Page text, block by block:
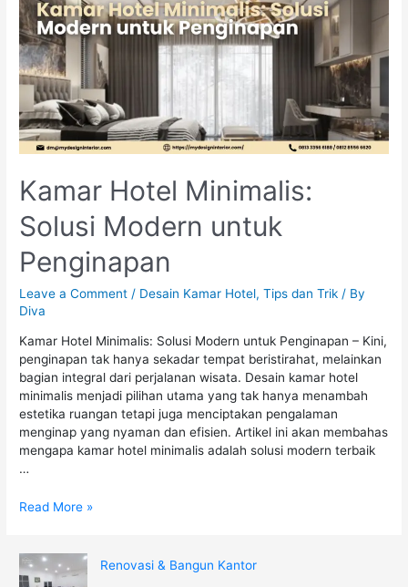
Kamar Hotel Minimalis:
Solusi Modern untuk
Penginapan
Leave a Comment / Desain Kamar Hotel,Tips dan Trik / By
Diva
Kamar Hotel Minimalis: Solusi Modern untuk Penginapan – Kini,
penginapan tak hanya sekadar tempat beristirahat, melainkan
bagian integral dari perjalanan wisata. Desain kamar hotel
minimalis menjadi pilihan utama yang tak hanya menambah
estetika ruangan tetapi juga menciptakan pengalaman
menginap yang nyaman dan efisien. Artikel ini akan membahas
mengapa kamar hotel minimalis adalah solusi modern terbaik
…
Read More »
Renovasi & Bangun Kantor